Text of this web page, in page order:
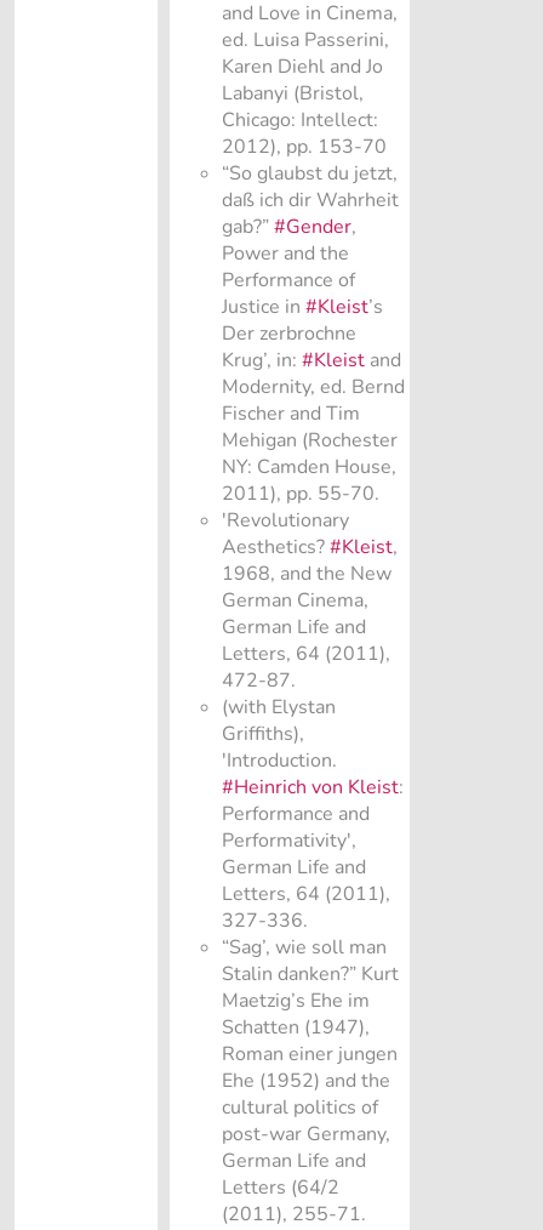
and Love in Cinema,
ed. Luisa Passerini,
Karen Diehl and Jo
Labanyi (Bristol,
Chicago: Intellect:
2012), pp. 153-70
“So glaubst du jetzt,
daß ich dir Wahrheit
gab?”#Gender,
Power and the
Performance of
Justice in #Kleist’s
Der zerbrochne
Krug’, in: #Kleist and
Modernity, ed. Bernd
Fischer and Tim
Mehigan (Rochester
NY: Camden House,
2011), pp. 55-70.
'Revolutionary
Aesthetics?#Kleist,
1968, and the New
German Cinema,
German Life and
Letters, 64 (2011),
472-87.
(with Elystan
Griffiths),
'Introduction.
#Heinrich von Kleist:
Performance and
Performativity',
German Life and
Letters, 64 (2011),
327-336.
“Sag’, wie soll man
Stalin danken?” Kurt
Maetzig’s Ehe im
Schatten (1947),
Roman einer jungen
Ehe (1952) and the
cultural politics of
post-war Germany,
German Life and
Letters (64/2
(2011), 255-71.